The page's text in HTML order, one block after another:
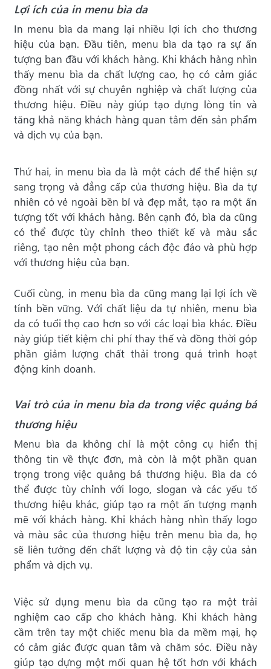
Lợi ích của in menu bìa da
In menu bìa da mang lại nhiều lợi ích cho thương
hiệu của bạn. Đầu tiên, menu bìa da tạo ra sự ấn
tượng ban đầu với khách hàng. Khi khách hàng nhìn
thấy menu bìa da chất lượng cao, họ có cảm giác
đồng nhất với sự chuyên nghiệp và chất lượng của
thương hiệu. Điều này giúp tạo dựng lòng tin và
tăng khả năng khách hàng quan tâm đến sản phẩm
và dịch vụ của bạn.
Thứ hai, in menu bìa da là một cách để thể hiện sự
sang trọng và đẳng cấp của thương hiệu. Bìa da tự
nhiên có vẻ ngoài bền bỉ và đẹp mắt, tạo ra một ấn
tượng tốt với khách hàng. Bên cạnh đó, bìa da cũng
có thể được tùy chỉnh theo thiết kế và màu sắc
riêng, tạo nên một phong cách độc đáo và phù hợp
với thương hiệu của bạn.
Cuối cùng, in menu bìa da cũng mang lại lợi ích về
tính bền vững. Với chất liệu da tự nhiên, menu bìa
da có tuổi thọ cao hơn so với các loại bìa khác. Điều
này giúp tiết kiệm chi phí thay thế và đồng thời góp
phần giảm lượng chất thải trong quá trình hoạt
động kinh doanh.
Vai trò của in menu bìa da trong việc quảng bá
thương hiệu
Menu bìa da không chỉ là một công cụ hiển thị
thông tin về thực đơn, mà còn là một phần quan
trọng trong việc quảng bá thương hiệu. Bìa da có
thể được tùy chỉnh với logo, slogan và các yếu tố
thương hiệu khác, giúp tạo ra một ấn tượng mạnh
mẽ với khách hàng. Khi khách hàng nhìn thấy logo
và màu sắc của thương hiệu trên menu bìa da, họ
sẽ liên tưởng đến chất lượng và độ tin cậy của sản
phẩm và dịch vụ.
Việc sử dụng menu bìa da cũng tạo ra một trải
nghiệm cao cấp cho khách hàng. Khi khách hàng
cầm trên tay một chiếc menu bìa da mềm mại, họ
có cảm giác được quan tâm và chăm sóc. Điều này
giúp tạo dựng một mối quan hệ tốt hơn với khách